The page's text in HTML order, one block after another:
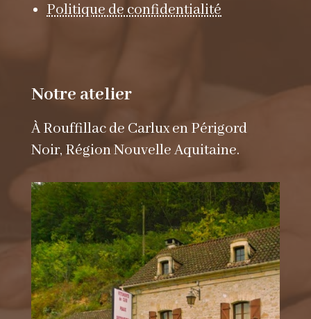
Politique de confidentialité
Notre atelier
À Rouffillac de Carlux en Périgord
Noir, Région Nouvelle Aquitaine.